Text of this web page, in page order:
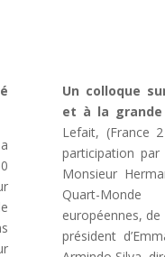
Un colloque
et à la grande
Lefait, (France
participation par
Monsieur
Quart-
européennes,
président